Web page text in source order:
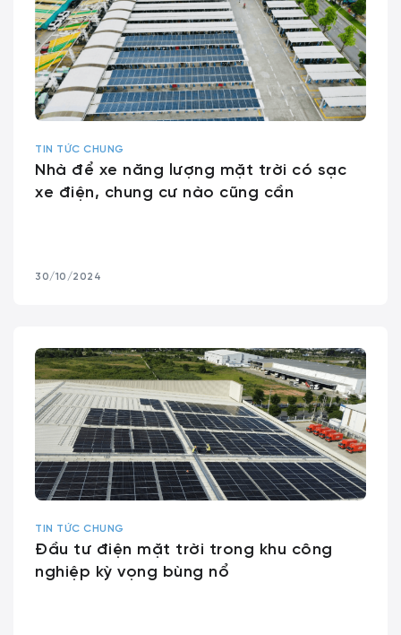
TIN TỨC CHUNG
Nhà để xe năng lượng mặt trời có sạc
xe điện, chung cư nào cũng cần
30/10/2024
TIN TỨC CHUNG
Đầu tư điện mặt trời trong khu công
nghiệp kỳ vọng bùng nổ